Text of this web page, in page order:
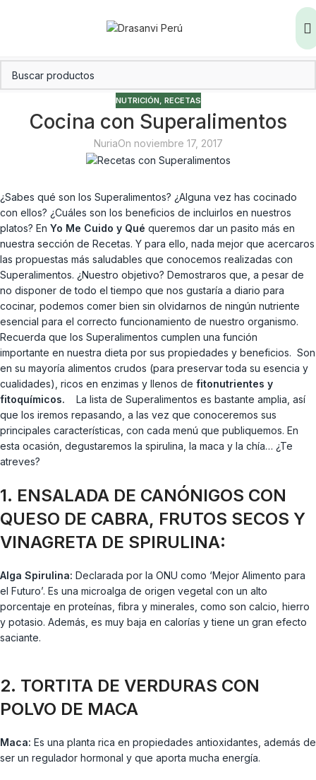
NUTRICIÓN, RECETAS
Cocina con Superalimentos
NuriaOn noviembre 17, 2017
¿Sabes qué son los Superalimentos? ¿Alguna vez has cocinado
con ellos? ¿Cuáles son los beneficios de incluirlos en nuestros
platos? En Yo Me Cuido y Qué queremos dar un pasito más en
nuestra sección de Recetas. Y para ello, nada mejor que acercaros
las propuestas más saludables que conocemos realizadas con
Superalimentos. ¿Nuestro objetivo? Demostraros que, a pesar de
no disponer de todo el tiempo que nos gustaría a diario para
cocinar, podemos comer bien sin olvidarnos de ningún nutriente
esencial para el correcto funcionamiento de nuestro organismo.
Recuerda que los Superalimentos cumplen una función
importante en nuestra dieta por sus propiedades y beneficios. Son
en su mayoría alimentos crudos (para preservar toda su esencia y
cualidades), ricos en enzimas y llenos de fitonutrientes y
fitoquímicos.
La lista de Superalimentos es bastante amplia, así
que los iremos repasando, a las vez que conoceremos sus
principales características, con cada menú que publiquemos. En
esta ocasión, degustaremos la spirulina, la maca y la chía… ¿Te
atreves?
1. ENSALADA DE CANÓNIGOS CON
QUESO DE CABRA, FRUTOS SECOS Y
VINAGRETA DE SPIRULINA:
Alga Spirulina: Declarada por la ONU como ‘Mejor Alimento para
el Futuro’. Es una microalga de origen vegetal con un alto
porcentaje en proteínas, fibra y minerales, como son calcio, hierro
y potasio. Además, es muy baja en calorías y tiene un gran efecto
saciante.
2. TORTITA DE VERDURAS CON
POLVO DE MACA
Maca: Es una planta rica en propiedades antioxidantes, además de
ser un regulador hormonal y que aporta mucha energía.